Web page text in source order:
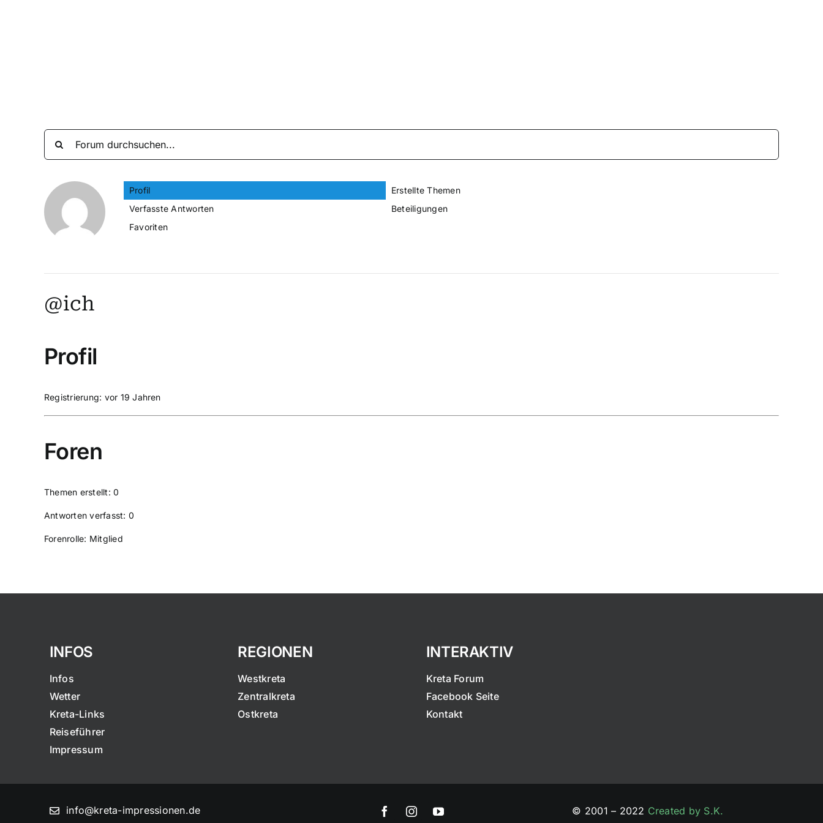
Profil
Erstellte Themen
Verfasste Antworten
Beteiligungen
Favoriten
@ich
Profil
Registrierung: vor 19 Jahren
Foren
Themen erstellt: 0
Antworten verfasst: 0
Forenrolle: Mitglied
INFOS
Infos
Wetter
Kreta-Links
Reiseführer
Impressum
REGIONEN
Westkreta
Zentralkreta
Ostkreta
INTERAKTIV
Kreta Forum
Facebook Seite
Kontakt
info@kreta-impressionen.de © 2001 – 2022 Created by S.K.